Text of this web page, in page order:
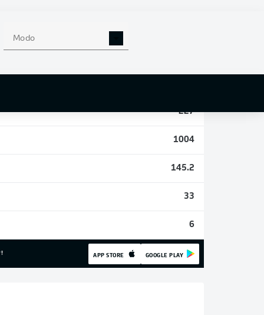
Modo
227
1004
145.2
33
6
APP STORE GOOGLE PLAY